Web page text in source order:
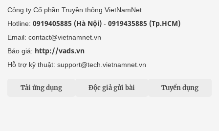
Công ty Cổ phần Truyền thông VietNamNet
Hotline: 0919405885 (Hà Nội) - 0919435885 (Tp.HCM)
Email: contact@vietnamnet.vn
Báo giá: http://vads.vn
Hỗ trợ kỹ thuật: support@tech.vietnamnet.vn
Tải ứng dụng Độc giả gửi bài Tuyển dụng